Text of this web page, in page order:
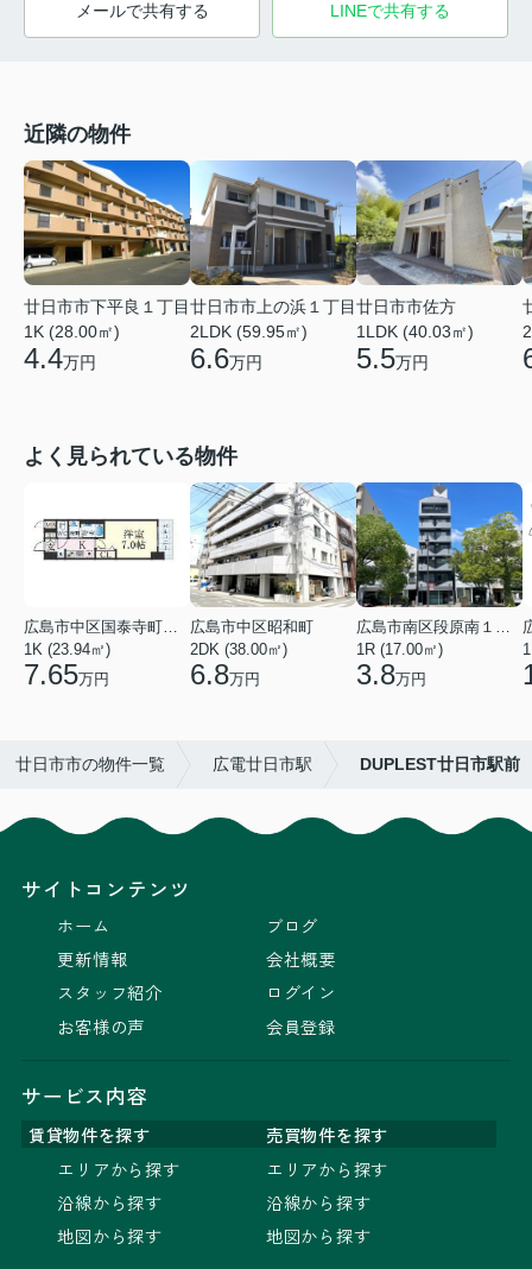
メールで共有する LINEで共有する
近隣の物件
廿日市市下平良１丁目
1K (28.00㎡)
4.4万円
廿日市市上の浜１丁目
2LDK (59.95㎡)
6.6万円
廿日市市佐方
1LDK (40.03㎡)
5.5万円
よく見られている物件
広島市中区国泰寺町２丁目
1K (23.94㎡)
7.65万円
広島市中区昭和町
2DK (38.00㎡)
6.8万円
広島市南区段原南１丁目
1R (17.00㎡)
3.8万円
廿日市市の物件一覧 広電廿日市駅 DUPLEST廿日市駅前
サイトコンテンツ
ホーム
更新情報
スタッフ紹介
お客様の声
ブログ
会社概要
ログイン
会員登録
サービス内容
賃貸物件を探す
売買物件を探す
エリアから探す
沿線から探す
地図から探す
エリアから探す
沿線から探す
地図から探す